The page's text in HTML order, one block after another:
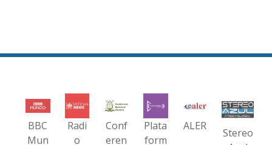
BBC
Mun
Radi
o
Conf
eren
Plata
form
ALER
Stereo